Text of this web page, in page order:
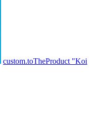
custom.toTheProduct "Koi